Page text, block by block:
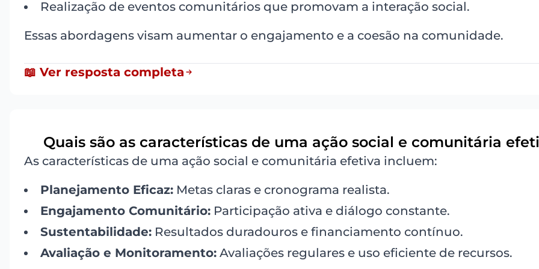
Realização de eventos comunitários que promovam a interação social.
Essas abordagens visam aumentar o engajamento e a coesão na comunidade.
📖 Ver resposta completa
Quais são as características de uma ação social e comunitária
As características de uma ação social e comunitária efetiva incluem:
Planejamento Eficaz: Metas claras e cronograma realista.
Engajamento Comunitário: Participação ativa e diálogo constante.
Sustentabilidade: Resultados duradouros e financiamento contínuo.
Avaliação e Monitoramento: Avaliações regulares e uso eficiente de recursos.